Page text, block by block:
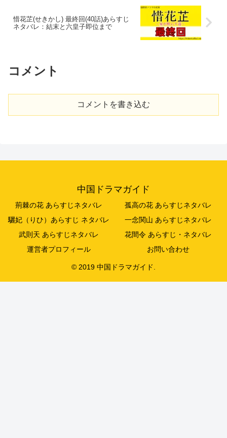
惜花芷(せきかし) 最終回(40話)あらすじ
ネタバレ：結末と六皇子即位まで
コメント
コメントを書き込む
中国ドラマガイド
荊棘の花 あらすじネタバレ
孤高の花 あらすじネタバレ
驪妃（りひ）あらすじ ネタバレ
一念関山 あらすじネタバレ
武則天 あらすじネタバレ
花間令 あらすじ・ネタバレ
運営者プロフィール
お問い合わせ
© 2019 中国ドラマガイド.